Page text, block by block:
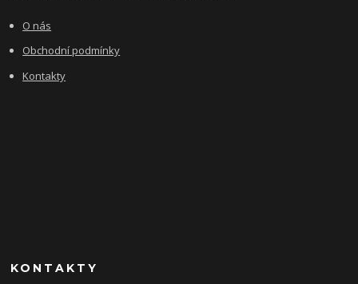
O nás
Obchodní podmínky
Kontakty
KONTAKTY